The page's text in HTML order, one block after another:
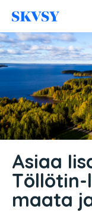
sisältöön
Asiaa
Töllötin-
maata